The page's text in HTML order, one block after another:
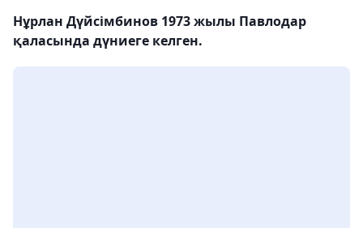
Нұрлан Дүйсімбинов 1973 жылы Павлодар
қаласында дүниеге келген.